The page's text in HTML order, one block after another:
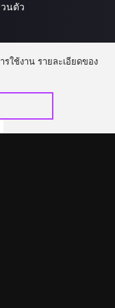
นตัว
รใช้งาน รายละเอียดของ